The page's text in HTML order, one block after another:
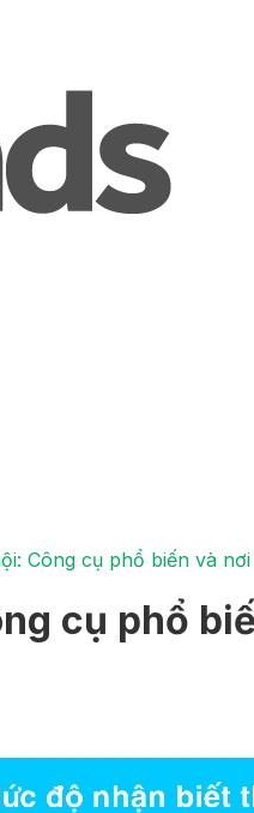
Công cụ phổ biến và
cụ phổ